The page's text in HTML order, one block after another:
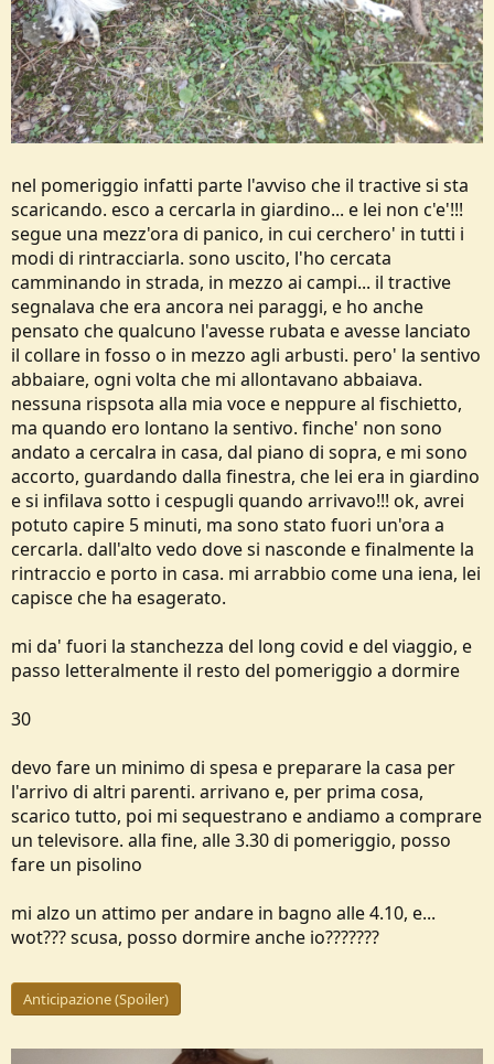
nel pomeriggio infatti parte l'avviso che il tractive si sta
scaricando. esco a cercarla in giardino... e lei non c'e'!!!
segue una mezz'ora di panico, in cui cerchero' in tutti i
modi di rintracciarla. sono uscito, l'ho cercata
camminando in strada, in mezzo ai campi... il tractive
segnalava che era ancora nei paraggi, e ho anche
pensato che qualcuno l'avesse rubata e avesse lanciato
il collare in fosso o in mezzo agli arbusti. pero' la sentivo
abbaiare, ogni volta che mi allontavano abbaiava.
nessuna rispsota alla mia voce e neppure al fischietto,
ma quando ero lontano la sentivo. finche' non sono
andato a cercalra in casa, dal piano di sopra, e mi sono
accorto, guardando dalla finestra, che lei era in giardino
e si infilava sotto i cespugli quando arrivavo!!! ok, avrei
potuto capire 5 minuti, ma sono stato fuori un'ora a
cercarla. dall'alto vedo dove si nasconde e finalmente la
rintraccio e porto in casa. mi arrabbio come una iena, lei
capisce che ha esagerato.
mi da' fuori la stanchezza del long covid e del viaggio, e
passo letteralmente il resto del pomeriggio a dormire
30
devo fare un minimo di spesa e preparare la casa per
l'arrivo di altri parenti. arrivano e, per prima cosa,
scarico tutto, poi mi sequestrano e andiamo a comprare
un televisore. alla fine, alle 3.30 di pomeriggio, posso
fare un pisolino
mi alzo un attimo per andare in bagno alle 4.10, e...
wot??? scusa, posso dormire anche io???????
Anticipazione (Spoiler)